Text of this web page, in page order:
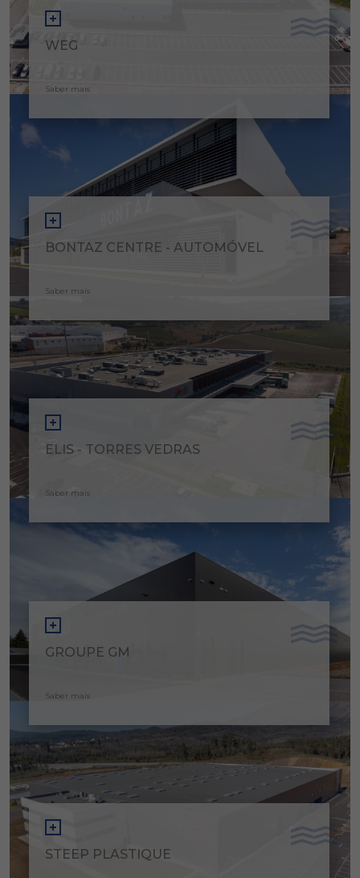
WEG
Saber mais
BONTAZ CENTRE - AUTOMÓVEL
Saber mais
ELIS - TORRES VEDRAS
Saber mais
GROUPE GM
Saber mais
STEEP PLASTIQUE